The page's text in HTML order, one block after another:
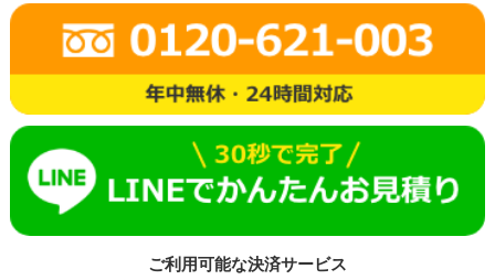
ご利用可能な決済サービス